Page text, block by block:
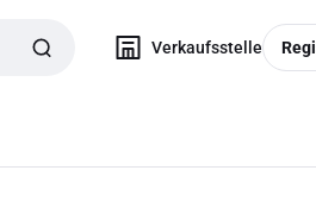
Verkaufsstelle